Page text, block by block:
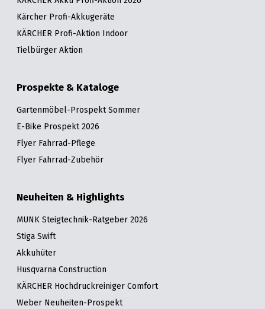
Kärcher Profi-Akkugeräte
KÄRCHER Profi-Aktion Indoor
Tielbürger Aktion
Prospekte & Kataloge
Gartenmöbel-Prospekt Sommer
E-Bike Prospekt 2026
Flyer Fahrrad-Pflege
Flyer Fahrrad-Zubehör
Neuheiten & Highlights
MUNK Steigtechnik-Ratgeber 2026
Stiga Swift
Akkuhüter
Husqvarna Construction
KÄRCHER Hochdruckreiniger Comfort
Weber Neuheiten-Prospekt